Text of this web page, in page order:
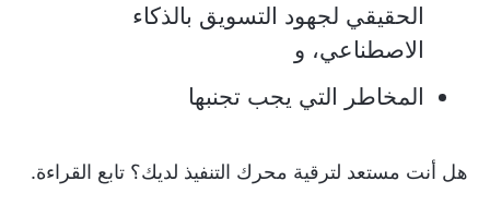
الحقيقي لجهود التسويق بالذكاء
الاصطناعي، و
المخاطر التي يجب تجنبها
هل أنت مستعد لترقية محرك التنفيذ لديك؟ تابع القراءة.